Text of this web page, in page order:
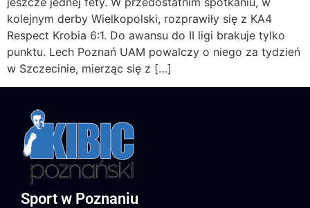
kolejnym derby Wielkopolski, rozprawiły się z KA4
Respect Krobia 6:1. Do awansu do II ligi brakuje tylko
punktu. Lech Poznań UAM powalczy o niego za tydzień
w Szczecinie, mierząc się z […]
Sport w Poznaniu